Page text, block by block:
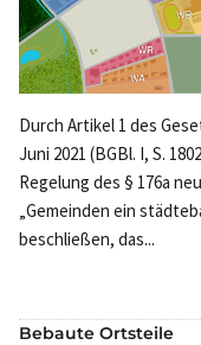
Durch Artikel 1 des
Juni 2021 (BGBl. I, S.
Regelung des § 176a
„Gemeinden ein
beschließen, das...
Bebaute Ortsteile